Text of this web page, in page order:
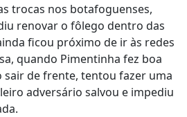
trocas nos botafoguenses,
renovar o fôlego dentro das
ficou próximo de ir às redes
quando Pimentinha fez boa
sair de frente, tentou fazer uma
adversário salvou e impediu